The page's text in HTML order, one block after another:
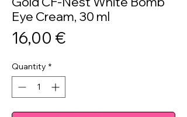
Eye Cream, 30 ml
16,00 €Price
Quantity *